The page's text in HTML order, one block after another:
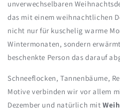
unverwechselbaren
das mit einem weihnachtlichen
nicht nur für kuschelig warme
Wintermonaten, sondern
beschenkte Person das darauf
Schneeflocken, Tannenbäume,
Motive verbinden wir vor allem
Dezember und natürlich mit